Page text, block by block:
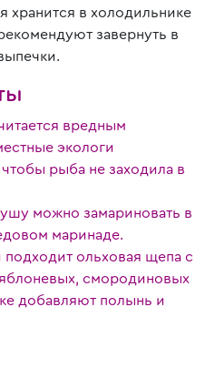
хранится в холодильнике
завернуть в
вредным
экологи
рыба не заходила в
можно замариновать в
маринаде.
ольховая щепа с
смородиновых
добавляют полынь и